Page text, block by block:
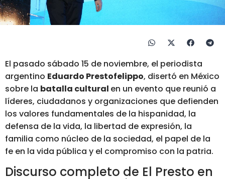
El pasado sábado 15 de noviembre, el periodista
argentino Eduardo Prestofelippo, disertó en México
sobre la batalla cultural en un evento que reunió a
líderes, ciudadanos y organizaciones que defienden
los valores fundamentales de la hispanidad, la
defensa de la vida, la libertad de expresión, la
familia como núcleo de la sociedad, el papel de la
fe en la vida pública y el compromiso con la patria.
Discurso completo de El Presto en